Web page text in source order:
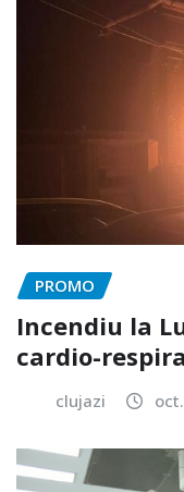
PROMO
Incendiu la
cardio-
clujazi